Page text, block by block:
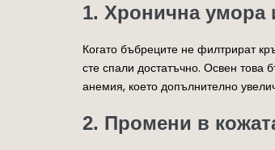
1. Хронична умора
Когато бъбреците не филтрират
сте спали достатъчно. Освен това
анемия, което допълнително
2. Промени в